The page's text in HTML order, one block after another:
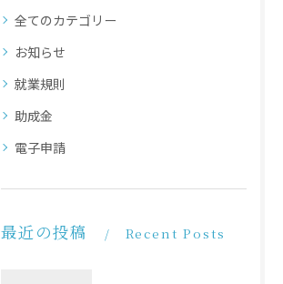
全てのカテゴリー
お知らせ
就業規則
助成金
電子申請
最近の投稿 Recent Posts